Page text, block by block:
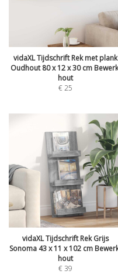
vidaXL Tijdschrift Rek met plank
Oudhout 80 x 12 x 30 cm
hout
€25
vidaXL Tijdschrift Rek Grijs
Sonoma 43 x 11 x 102 cm
hout
€39